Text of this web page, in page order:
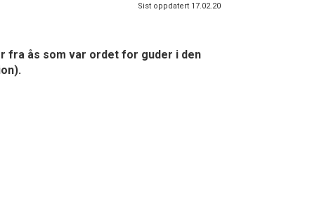
Sist oppdatert 17.02.20
fra ås som var ordet for guder i den